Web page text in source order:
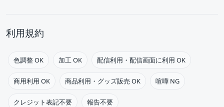
利用規約
色調整 OK 加工 OK 配信利用・配信画面に利用 OK
商用利用 OK 商品利用・グッズ販売 OK 喧嘩 NG
クレジット表記不要 報告不要